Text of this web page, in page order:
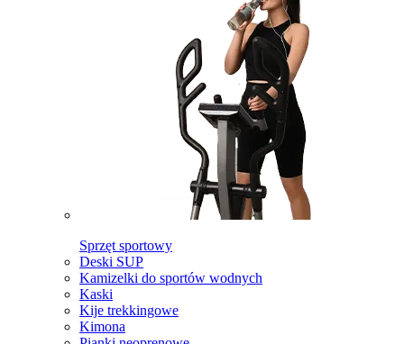
Sprzęt sportowy
Deski SUP
Kamizelki do sportów wodnych
Kaski
Kije trekkingowe
Kimona